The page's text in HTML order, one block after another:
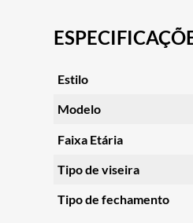
Estilo
Modelo
Faixa Etária
Tipo de viseira
Tipo de fechamento